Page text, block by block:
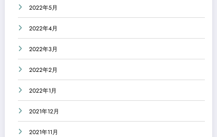
2022年5月
2022年4月
2022年3月
2022年2月
2022年1月
2021年12月
2021年11月